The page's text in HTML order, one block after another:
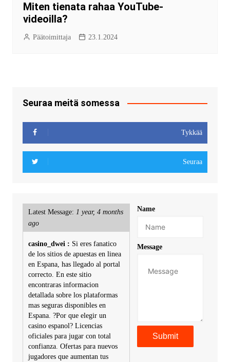
Miten tienata rahaa YouTube-
videoilla?
Päätoimittaja 23.1.2024
Seuraa meitä somessa
Tykkää
Seuraa
Latest Message: 1 year, 4 months
ago
casino_dwei : Si eres fanatico
de los sitios de apuestas en linea
en Espana, has llegado al portal
correcto. En este sitio
encontraras informacion
detallada sobre los plataformas
mas seguras disponibles en
Espana. ?Por que elegir un
casino espanol? Licencias
oficiales para jugar con total
confianza. Ofertas para nuevos
jugadores que aumentan tus
Name
Message